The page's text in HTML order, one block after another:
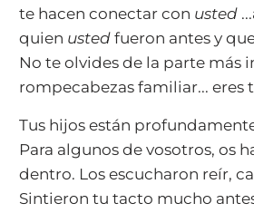
te hacen conectar con usted
quien ustedfueron antes y
No te olvides de la parte más
rompecabezas familiar... eres
Tus hijos están
Para algunos de vosotros, os
dentro. Los escucharon reír,
Sintieron tu tacto mucho